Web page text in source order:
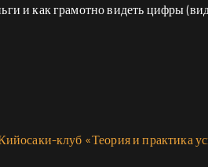
и как грамотно видеть цифры
клуб «Теория и практика